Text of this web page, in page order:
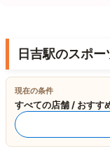
日吉駅のスポ
現在の条件
すべての店舗 / おすす